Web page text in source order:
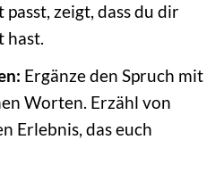
zeigt, dass du dir
hast.
Ergänze den Spruch mit
Worten. Erzähl von
Erlebnis, das euch